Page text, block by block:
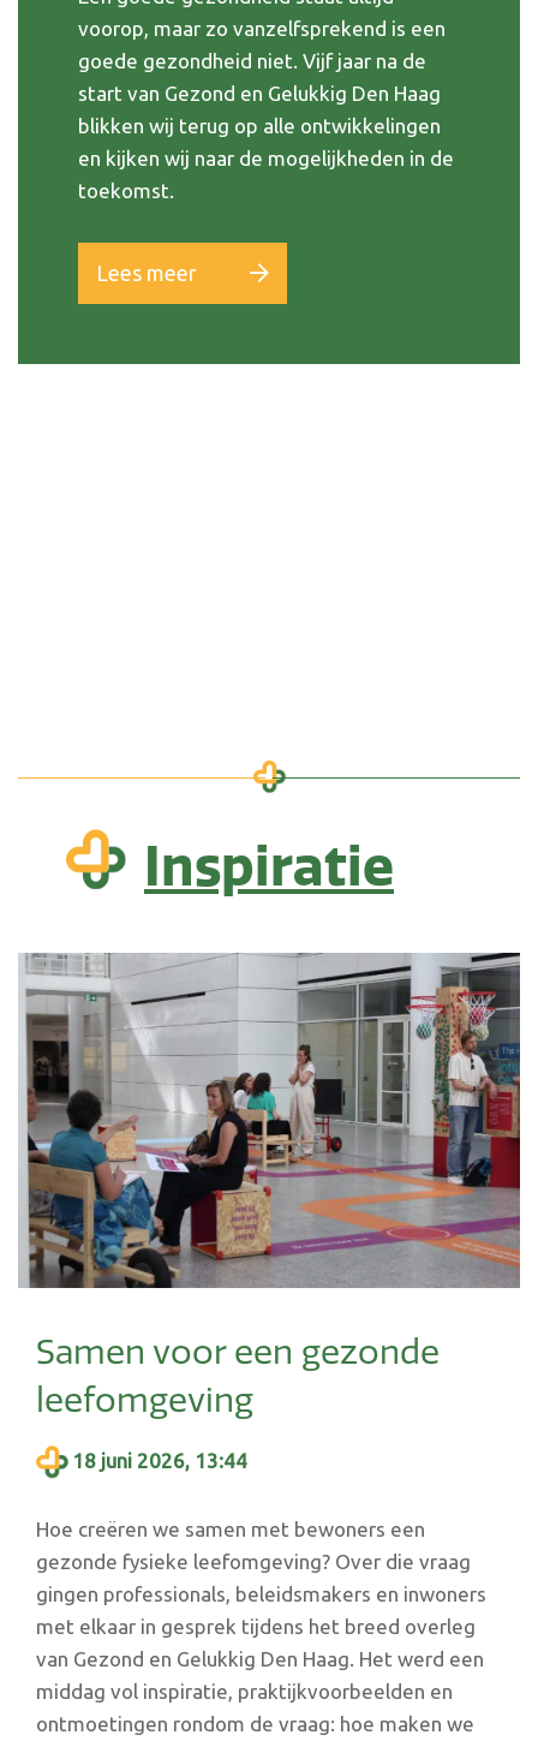
voorop, maar zo vanzelfsprekend is een
goede gezondheid niet. Vijf jaar na de
start van Gezond en Gelukkig Den Haag
blikken wij terug op alle ontwikkelingen
en kijken wij naar de mogelijkheden in de
toekomst.
Lees meer
Inspiratie
Samen voor een gezonde
leefomgeving
18 juni 2026, 13:44
Hoe creëren we samen met bewoners een
gezonde fysieke leefomgeving? Over die vraag
gingen professionals, beleidsmakers en inwoners
met elkaar in gesprek tijdens het breed overleg
van Gezond en Gelukkig Den Haag. Het werd een
middag vol inspiratie, praktijkvoorbeelden en
ontmoetingen rondom de vraag: hoe maken we